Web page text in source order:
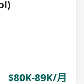
$80K-89K/月